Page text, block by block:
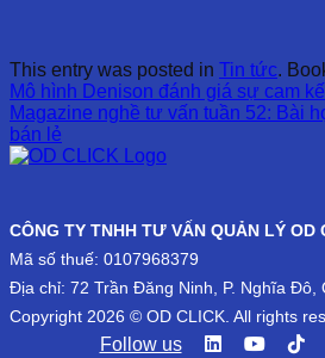
This entry was posted in Tin tức.
Mô hình Denison đánh giá sự cam
Magazine nghề tư vấn tuần 52: Bài
bán lẻ
CÔNG TY TNHH TƯ VẤN QUẢN LÝ OD
Mã số thuế: 0107968379
Địa chỉ: 72 Trần Đăng Ninh, P. Nghĩa Đô,
Copyright 2026 © OD CLICK. All rights
Follow us